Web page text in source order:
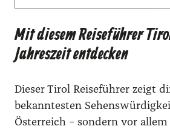
T
r
o
f
ü
r
Mit diesem Reiseführer
Jahreszeit entdecken
Die­ser Tirol Rei­se­füh­rer zeigt
bekann­tes­ten
Öster­reich – son­dern vor allem